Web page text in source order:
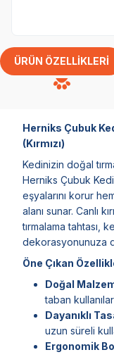
ÜRÜN ÖZELLIKLERI
Herniks Çubuk
(Kırmızı)
Kedinizin doğal
Herniks Çubuk
eşyalarını korur
alanı sunar. Canlı
tırmalama tahtası,
dekorasyonunuza
Öne Çıkan
Doğal
taban
Dayanıklı
uzun süreli
Ergonomik